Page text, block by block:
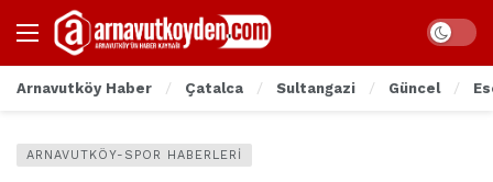
Arnavutköy Haber Çatalca Sultangazi Güncel
ARNAVUTKÖY-SPOR HABERLERI